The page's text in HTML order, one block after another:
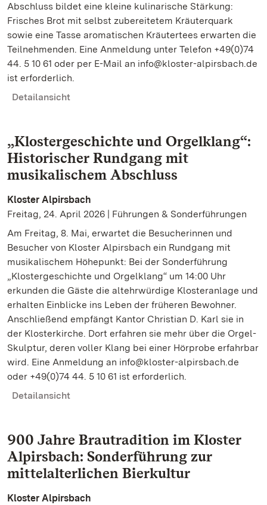
Abschluss bildet eine kleine kulinarische Stärkung:
Frisches Brot mit selbst zubereitetem Kräuterquark
sowie eine Tasse aromatischen Kräutertees erwarten die
Teilnehmenden. Eine Anmeldung unter Telefon +49(0)74
44. 5 10 61 oder per E-Mail an info@kloster-alpirsbach.de
ist erforderlich.
Detailansicht
„Klostergeschichte und Orgelklang“:
Historischer Rundgang mit
musikalischem Abschluss
Kloster Alpirsbach
Freitag, 24. April 2026 | Führungen & Sonderführungen
Am Freitag, 8. Mai, erwartet die Besucherinnen und
Besucher von Kloster Alpirsbach ein Rundgang mit
musikalischem Höhepunkt: Bei der Sonderführung
„Klostergeschichte und Orgelklang“ um 14:00 Uhr
erkunden die Gäste die altehrwürdige Klosteranlage und
erhalten Einblicke ins Leben der früheren Bewohner.
Anschließend empfängt Kantor Christian D. Karl sie in
der Klosterkirche. Dort erfahren sie mehr über die Orgel-
Skulptur, deren voller Klang bei einer Hörprobe erfahrbar
wird. Eine Anmeldung an info@kloster-alpirsbach.de
oder +49(0)74 44. 5 10 61 ist erforderlich.
Detailansicht
900 Jahre Brautradition im Kloster
Alpirsbach: Sonderführung zur
mittelalterlichen Bierkultur
Kloster Alpirsbach